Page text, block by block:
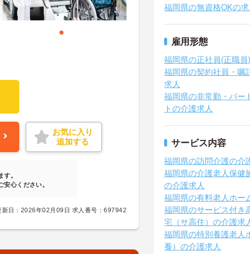
お気に入り
追加する
。
心ください。
新日：2026年02月09日 求人番号：697942
福岡県の無資格OKの求
雇用形態
福岡県の正社員(正職員
福岡県の契約社員・嘱
求人
福岡県の非常勤・パー
トの介護求人
サービス内容
福岡県の訪問介護の介
福岡県の介護老人保健
の介護求人
福岡県の有料老人ホー
福岡県のサービス付き
宅（サ高住）の介護求
福岡県の特別養護老人
養）の介護求人